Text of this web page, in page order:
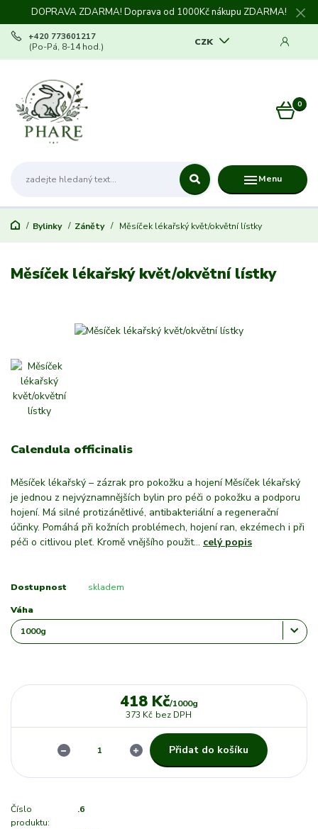
DOPRAVA ZDARMA! Doprava od 1000Kč nákupu ZDARMA!
Menu
CZK
+420 773601217
(Po-Pá, 8-14 hod.)
0
Bylinky Záněty Měsíček lékařský květ/okvětní lístky
Měsíček lékařský květ/okvětní lístky
Calendula officinalis
Měsíček lékařský – zázrak pro pokožku a hojení Měsíček lékařský
je jednou z nejvýznamnějších bylin pro péči o pokožku a podporu
hojení. Má silné protizánětlivé, antibakteriální a regenerační
účinky. Pomáhá při kožních problémech, hojení ran, ekzémech i při
péči o citlivou pleť. Kromě vnějšího použit... celý popis
Dostupnost skladem
Váha
418 Kč/1000g
373 Kč bez DPH
Přidat do košíku
Číslo
produktu:
.6